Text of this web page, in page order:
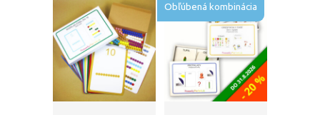
Obľúbená kombinácia